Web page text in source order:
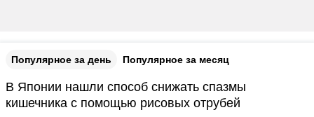
Популярное за день Популярное за месяц
В Японии нашли способ снижать спазмы
кишечника с помощью рисовых отрубей